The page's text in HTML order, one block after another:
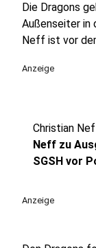
Die Dragons
Außenseiter in
Neff ist vor
Anzeige
Christian
Neff zu
SGSH vor
Anzeige